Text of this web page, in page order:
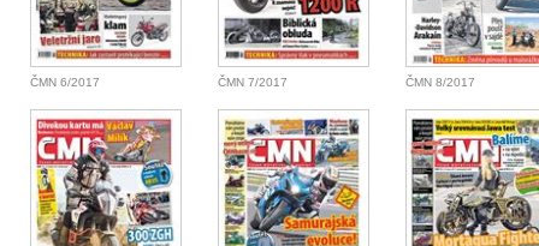
ČMN 6/2017 ČMN 7/2017 ČMN 8/2017